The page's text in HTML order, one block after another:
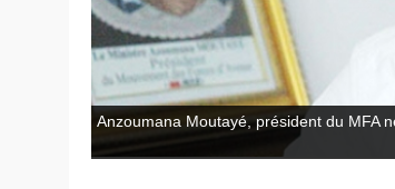
Anzoumana Moutayé, président du MFA